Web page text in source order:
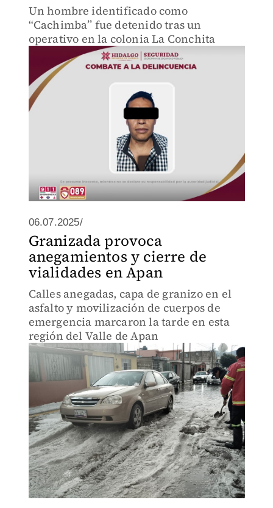
Un hombre identificado como
“Cachimba” fue detenido tras un
operativo en la colonia La Conchita
06.07.2025/
Granizada provoca
anegamientos y cierre de
vialidades en Apan
Calles anegadas, capa de granizo en el
asfalto y movilización de cuerpos de
emergencia marcaron la tarde en esta
región del Valle de Apan